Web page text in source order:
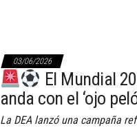
03/06/2026
El Mundial
anda con el ‘ojo
La DEA lanzó una campaña